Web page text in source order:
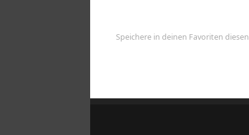
Speichere in deinen Favoriten diesen